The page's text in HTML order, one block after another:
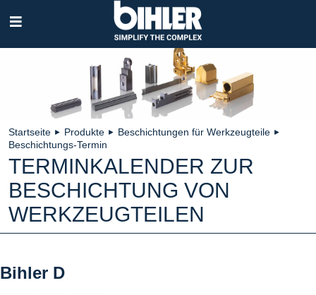
überspringen
Startseite ► Produkte ► Beschichtungen für Werkzeugteile ►
Beschichtungs-Termin
TERMINKALENDER ZUR
BESCHICHTUNG VON
WERKZEUGTEILEN
Bihler D